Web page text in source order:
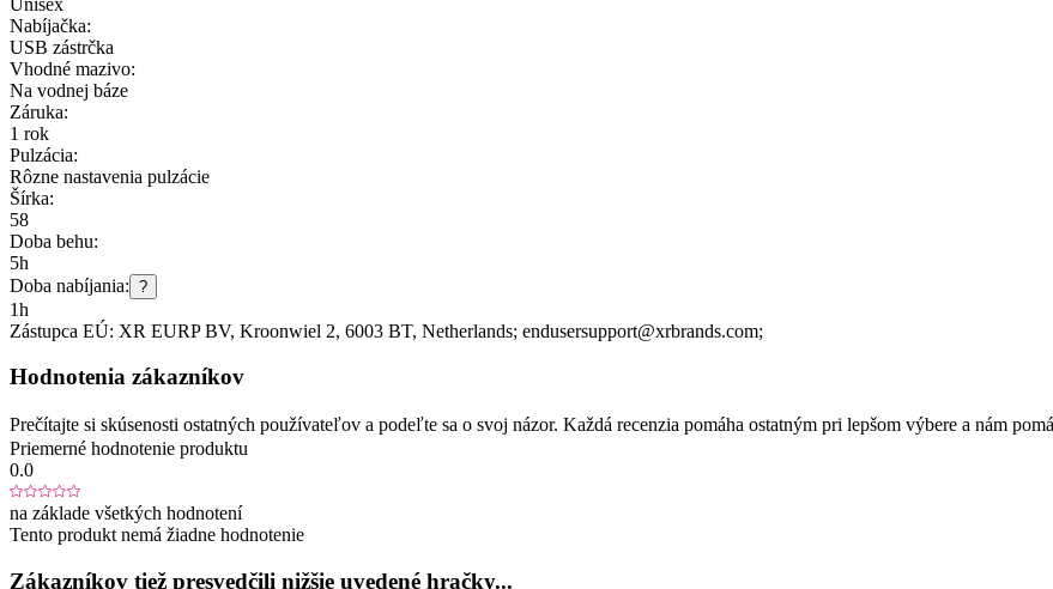
Nabíjačka:
USB zástrčka
Vhodné mazivo:
Na vodnej báze
Záruka:
1 rok
Pulzácia:
Rôzne nastavenia pulzácie
Šírka:
58
Doba behu:
5h
Doba nabíjania: ?
1h
Zástupca EÚ: XR EURP BV, Kroonwiel 2, 6003 BT, Netherlands; endusersupport@xrbrands.com;
Hodnotenia zákazníkov
Prečítajte si skúsenosti ostatných používateľov a podeľte sa o svoj názor. Každá recenzia pomáha ostatným pri lepšom výbere a nám
Priemerné hodnotenie produktu
0.0
na základe všetkých hodnotení
Tento produkt nemá žiadne hodnotenie
Zákazníkov tiež presvedčili nižšie uvedené hračky...